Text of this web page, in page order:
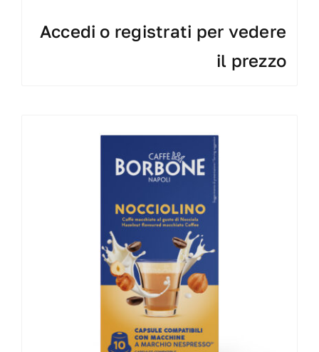
Accedi o registrati per vedere
il prezzo